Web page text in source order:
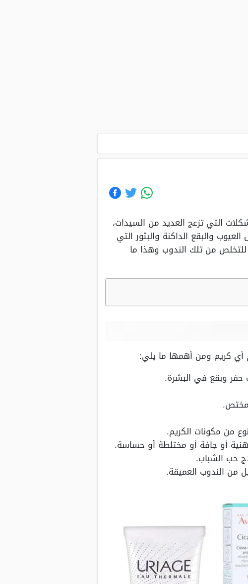
التي تزعج العديد من السيدات،
والبقع الداكنة والبثور التي
من تلك الندوب وهذا ما
أي كريم ومن أهمها ما يلي:
حفر وبقع في البشرة.
من مكونات الكريم.
أو جافة أو مختلطة أو حساسة.
حب الشباب.
من الندوب العميقة.